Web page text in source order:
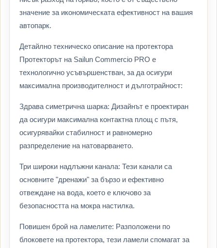
значение за икономическата ефективност на вашия
автопарк.
Детайлно техническо описание на протектора
Протекторът на Sailun Commercio PRO е
технологично усъвършенстван, за да осигури
максимална производителност и дълготрайност:
Здрава симетрична шарка: Дизайнът е проектиран
да осигури максимална контактна площ с пътя,
осигурявайки стабилност и равномерно
разпределение на натоварването.
Три широки надлъжни канала: Тези канали са
основните "дренажи" за бързо и ефективно
отвеждане на вода, което е ключово за
безопасността на мокра настилка.
Повишен брой на ламелите: Разположени по
блоковете на протектора, тези ламели спомагат за